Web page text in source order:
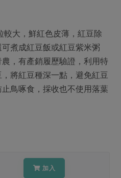
個人清潔
織品
圖書禮品
較大，鮮紅色皮薄，紅豆除
煮成紅豆飯或紅豆紫米粥
，有產銷履歷驗證，利用特
將紅豆種深一點，避免紅豆
鳥啄食，採收也不使用落葉
加入